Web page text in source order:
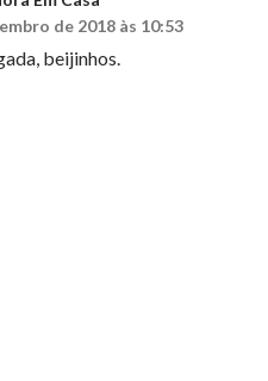
de 2018 às 10:53
beijinhos.